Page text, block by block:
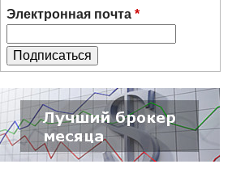
Электронная почта *